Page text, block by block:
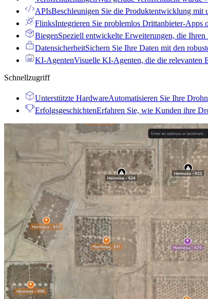
APIsBeschleunigen Sie die Produktentwicklung mit
FlinksIntegrieren Sie problemlos Drittanbieter-Apps
BiegenSpeziell entwickelte Erweiterungen, die
DatensicherheitSichern Sie Ihre Daten mit den
KI-AgentenVisuelle KI-Agenten, die die relevanten
Schnellzugriff
Unterstützte HardwareAutomatisieren Sie Ihre
ErfolgsgeschichtenErfahren Sie, wie Kunden ihre